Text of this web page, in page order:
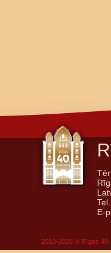
E-
2010-2026 © Rīgas